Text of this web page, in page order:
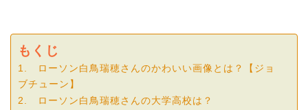
もくじ
1. ローソン白鳥瑞穂さんのかわいい画像とは？【ジョ
ブチューン】
2. ローソン白鳥瑞穂さんの大学高校は？